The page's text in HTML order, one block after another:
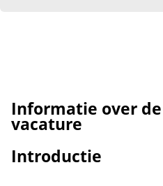
Informatie over
vacature
Introductie